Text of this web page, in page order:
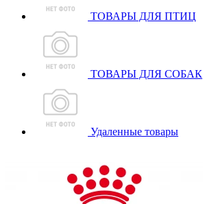
ТОВАРЫ ДЛЯ ПТИЦ
ТОВАРЫ ДЛЯ СОБАК
Удаленные товары